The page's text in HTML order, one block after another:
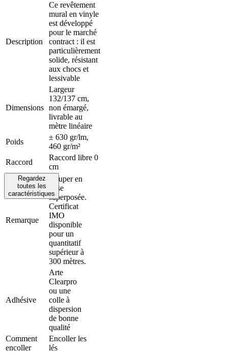
Description
Ce revêtement
mural en vinyle
est développé
pour le marché
contract : il est
particulièrement
solide, résistant
aux chocs et
lessivable
Dimensions
Largeur
132/137 cm,
non émargé,
livrable au
mètre linéaire
Poids
± 630 gr/lm,
460 gr/m²
Raccord
Raccord libre 0
cm
Remarque
Couper en
pose
superposée.
Certificat
IMO
disponible
pour un
quantitatif
supérieur à
300 mètres.
Adhésive
Arte
Clearpro
ou une
colle à
dispersion
de bonne
qualité
Comment
encoller
Encoller les
lés
Regardez
toutes les
caractéristiques
Contacts
Points
d'instruction
Catalogues
Durabilité
Offres
d'emploi
Demandes
d'échantillons